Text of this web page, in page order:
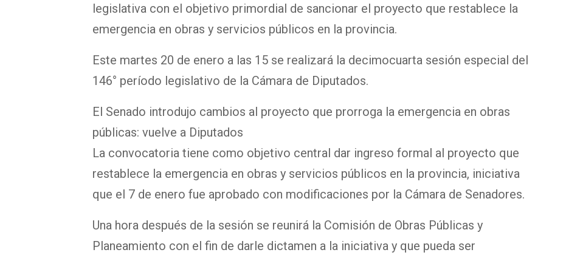
legislativa con el objetivo primordial de sancionar el proyecto que restablece la
emergencia en obras y servicios públicos en la provincia.
Este martes 20 de enero a las 15 se realizará la decimocuarta sesión especial del
146° período legislativo de la Cámara de Diputados.
El Senado introdujo cambios al proyecto que prorroga la emergencia en obras
públicas: vuelve a Diputados
La convocatoria tiene como objetivo central dar ingreso formal al proyecto que
restablece la emergencia en obras y servicios públicos en la provincia, iniciativa
que el 7 de enero fue aprobado con modificaciones por la Cámara de Senadores.
Una hora después de la sesión se reunirá la Comisión de Obras Públicas y
Planeamiento con el fin de darle dictamen a la iniciativa y que pueda ser